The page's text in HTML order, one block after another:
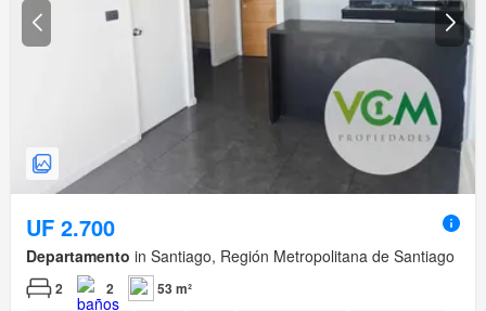
UF 2.700
Departamento in Santiago, Región Metropolitana de Santiago
2 2 53 m²